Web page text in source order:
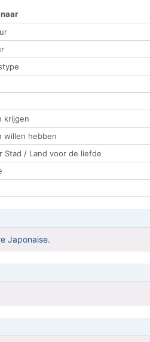
krijgen
willen hebben
Stad / Land voor de liefde
Japonaise.